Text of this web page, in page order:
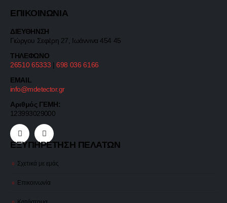
ΕΠΙΚΟΙΝΩΝΙΑ
ΔΙΕΥΘΗΝΣΗ
Γιώργου Σεφέρη 27, Ιωάννινα 454 45
ΤΗΛΕΦΩΝΟ
26510 65333 |698 036 6166
EMAIL
info@mdetector.gr
Αριθμός ΓΕΜΗ:
123993029000
ΕΞΥΠΗΡΕΤΗΣΗ ΠΕΛΑΤΩΝ
Σχετικά με εμάς
Επικοινωνία